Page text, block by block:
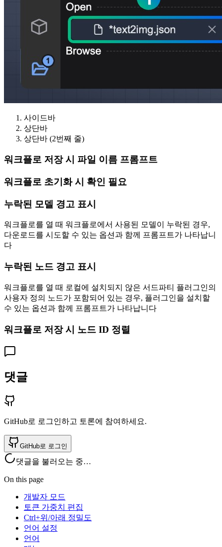
사이드바
상단바
상단바 (2번째 줄)
워크플로 저장 시 파일 이름 프롬프트
워크플로 초기화 시 확인 필요
누락된 모델 경고 표시
워크플로를 열 때 워크플로에서 사용된 모델이 누락된 경우,
다운로드를 시도할 수 있는 옵션과 함께 프롬프트가 나타납니
다
누락된 노드 경고 표시
워크플로를 열 때 로컬에 설치되지 않은 서드파티 플러그인의
사용자 정의 노드가 포함되어 있는 경우, 플러그인을 설치할
수 있는 옵션과 함께 프롬프트가 나타납니다
워크플로 저장 시 노드 ID 정렬
댓글
GitHub로 로그인하고 토론에 참여하세요.
GitHub로 로그인
댓글을 불러오는 중…
On this page
개발자 모드
토큰 가중치 편집
Ctrl+위/아래 정밀도
언어 설정
언어